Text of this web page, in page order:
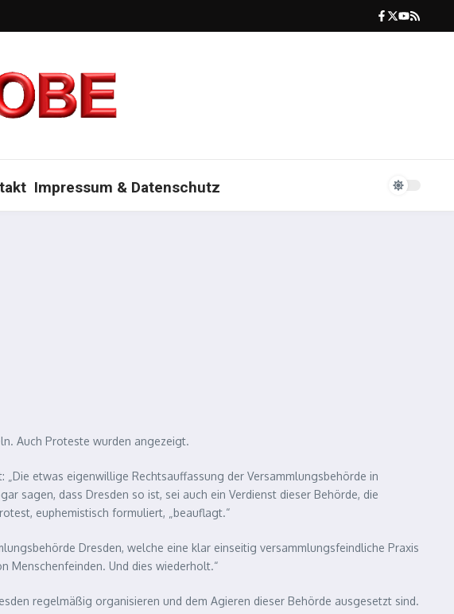
Impressum & Datenschutz
Auch Proteste wurden angezeigt.
etwas eigenwillige Rechtsauffassung der Versammlungsbehörde in
sagen, dass Dresden so ist, sei auch ein Verdienst dieser Behörde, die
euphemistisch formuliert, „beauflagt.“
Dresden, welche eine klar einseitig versammlungsfeindliche Praxis
Menschenfeinden. Und dies wiederholt.“
regelmäßig organisieren und dem Agieren dieser Behörde ausgesetzt sind.